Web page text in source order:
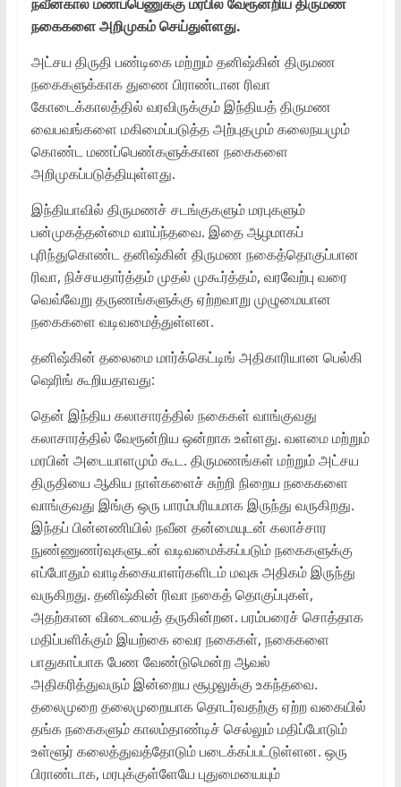
நகைகளை அறிமுகம் செய்துள்ளது.
அட்சய திருதி பண்டிகை மற்றும் தனிஷ்கின் திருமண
நகைகளுக்காக துணை பிராண்டான ரிவா
கோடைக்காலத்தில் வரவிருக்கும் இந்தியத் திருமண
வைபவங்களை மகிமைப்படுத்த அற்புதமும் கலைநயமும்
கொண்ட மணப்பெண்களுக்கான நகைகளை
அறிமுகப்படுத்தியுள்ளது.
இந்தியாவில் திருமணச் சடங்குகளும் மரபுகளும்
பன்முகத்தன்மை வாய்ந்தவை. இதை ஆழமாகப்
புரிந்துகொண்ட தனிஷ்கின் திருமண நகைத்தொகுப்பான
ரிவா, நிச்சயதார்த்தம் முதல் முகூர்த்தம், வரவேற்பு வரை
வெவ்வேறு தருணங்களுக்கு ஏற்றவாறு முழுமையான
நகைகளை வடிவமைத்துள்ளன.
தனிஷ்கின் தலைமை மார்க்கெட்டிங் அதிகாரியான பெல்கி
ஷெரிங் கூறியதாவது:
தென் இந்திய கலாசாரத்தில் நகைகள் வாங்குவது
கலாசாரத்தில் வேரூன்றிய ஒன்றாக உள்ளது. வளமை மற்றும்
மரபின் அடையாளமும் கூட. திருமணங்கள் மற்றும் அட்சய
திருதியை ஆகிய நாள்களைச் சுற்றி நிறைய நகைகளை
வாங்குவது இங்கு ஒரு பாரம்பரியமாக இருந்து வருகிறது.
இந்தப் பின்னணியில் நவீன தன்மையுடன் கலாச்சார
நுண்ணுணர்வுகளுடன் வடிவமைக்கப்படும் நகைகளுக்கு
எப்போதும் வாடிக்கையாளர்களிடம் மவுசு அதிகம் இருந்து
வருகிறது. தனிஷ்கின் ரிவா நகைத் தொகுப்புகள்,
அதற்கான விடையைத் தருகின்றன. பரம்பரைச் சொத்தாக
மதிப்பளிக்கும் இயற்கை வைர நகைகள், நகைகளை
பாதுகாப்பாக பேண வேண்டுமென்ற ஆவல்
அதிகரித்துவரும் இன்றைய சூழலுக்கு உகந்தவை.
தலைமுறை தலைமுறையாக தொடர்வதற்கு ஏற்ற வகையில்
தங்க நகைகளும் காலம்தாண்டிச் செல்லும் மதிப்போடும்
உள்ளூர் கலைத்துவத்தோடும் படைக்கப்பட்டுள்ளன. ஒரு
பிராண்டாக, மரபுக்குள்ளேயே புதுமையையும்